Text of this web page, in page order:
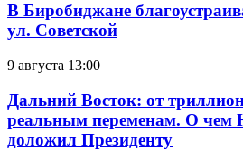
В Биробиджане
ул. Советской
9 августа 13:00
Дальний Восток: от
реальным переменам. О чем
доложил Президенту